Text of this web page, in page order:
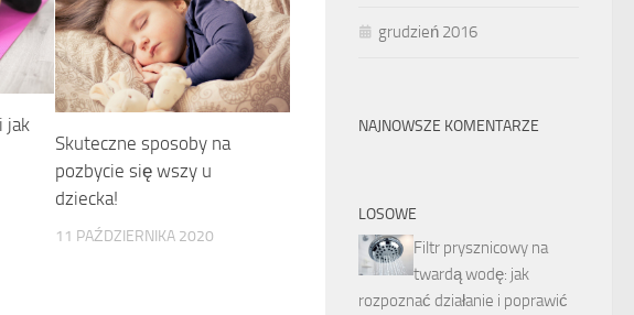
jak
Skuteczne sposoby na
pozbycie się wszy u
dziecka!
11 PAŹDZIERNIKA 2020
grudzień 2016
NAJNOWSZE KOMENTARZE
LOSOWE
Filtr prysznicowy na
twardą wodę: jak
rozpoznać działanie i poprawić